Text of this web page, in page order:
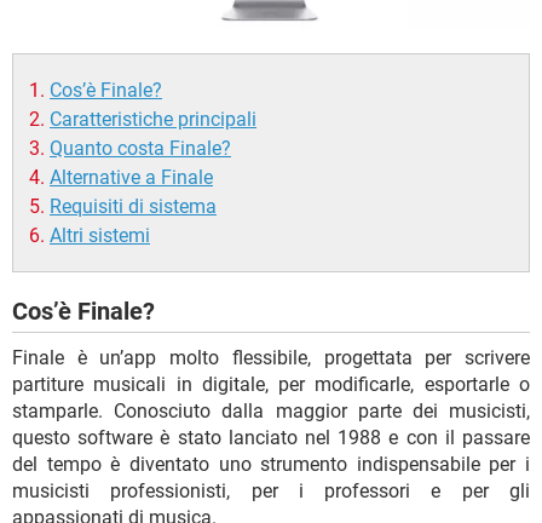
Cos’è Finale?
Caratteristiche principali
Quanto costa Finale?
Alternative a Finale
Requisiti di sistema
Altri sistemi
Cos’è Finale?
Finale è un’app molto flessibile, progettata per scrivere
partiture musicali in digitale, per modificarle, esportarle o
stamparle. Conosciuto dalla maggior parte dei musicisti,
questo software è stato lanciato nel 1988 e con il passare
del tempo è diventato uno strumento indispensabile per i
musicisti professionisti, per i professori e per gli
appassionati di musica.